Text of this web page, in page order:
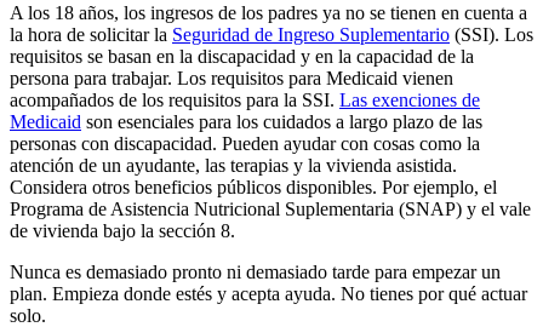
A los 18 años, los ingresos de los padres ya no se tienen en cuenta a
la hora de solicitar la Seguridad de Ingreso Suplementario (SSI). Los
requisitos se basan en la discapacidad y en la capacidad de la
persona para trabajar. Los requisitos para Medicaid vienen
acompañados de los requisitos para la SSI. Las exenciones de
Medicaid son esenciales para los cuidados a largo plazo de las
personas con discapacidad. Pueden ayudar con cosas como la
atención de un ayudante, las terapias y la vivienda asistida.
Considera otros beneficios públicos disponibles. Por ejemplo, el
Programa de Asistencia Nutricional Suplementaria (SNAP) y el vale
de vivienda bajo la sección 8.
Nunca es demasiado pronto ni demasiado tarde para empezar un
plan. Empieza donde estés y acepta ayuda. No tienes por qué actuar
solo.